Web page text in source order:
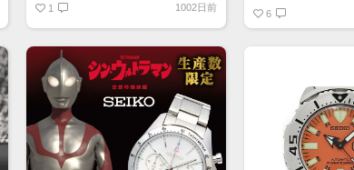
1 1002日前
【トケマー宅配出
20230405
6